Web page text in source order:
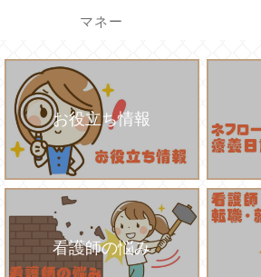
マネー
お役立ち情報
看護師の悩み